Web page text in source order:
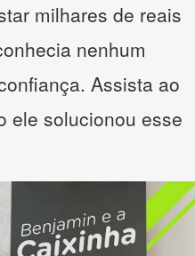
milhares de reais
nenhum
Assista ao
ele solucionou esse